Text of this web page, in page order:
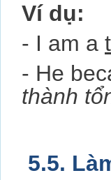
Ví dụ:
- I am a
- He
thành
5.5.